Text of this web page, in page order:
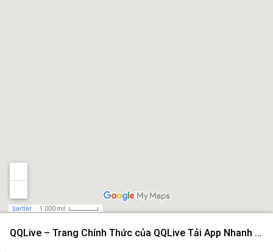
QQLive – Trang Chính Thức của QQLive Tải App Nhanh 2026
Şartlar 1.000 mil